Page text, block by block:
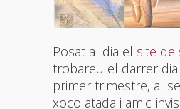
Posat al dia el site de
trobareu el darrer
primer trimestre, al
xocolatada i amic